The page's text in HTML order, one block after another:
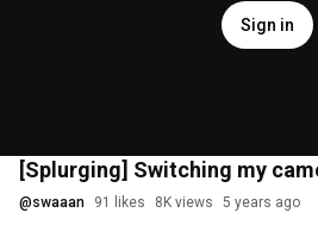
Sign in
[Splurging] Switching my
@swaaan 91 likes 8K views 5 years ago